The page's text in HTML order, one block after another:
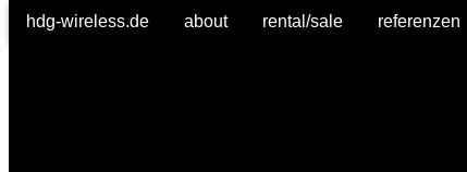
hdg-wireless.de about rental/sale referenzen